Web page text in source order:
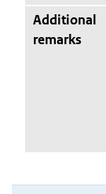
Additional
remarks